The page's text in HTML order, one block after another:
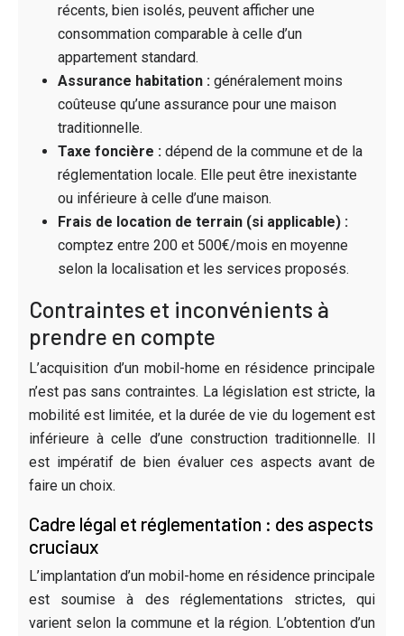
récents, bien isolés, peuvent afficher une
consommation comparable à celle d’un
appartement standard.
Assurance habitation : généralement moins
coûteuse qu’une assurance pour une maison
traditionnelle.
Taxe foncière : dépend de la commune et de la
réglementation locale. Elle peut être inexistante
ou inférieure à celle d’une maison.
Frais de location de terrain (si applicable) :
comptez entre 200 et 500€/mois en moyenne
selon la localisation et les services proposés.
Contraintes et inconvénients à
prendre en compte
L’acquisition d’un mobil-home en résidence principale
n’est pas sans contraintes. La législation est stricte, la
mobilité est limitée, et la durée de vie du logement est
inférieure à celle d’une construction traditionnelle. Il
est impératif de bien évaluer ces aspects avant de
faire un choix.
Cadre légal et réglementation : des aspects
cruciaux
L’implantation d’un mobil-home en résidence principale
est soumise à des réglementations strictes, qui
varient selon la commune et la région. L’obtention d’un